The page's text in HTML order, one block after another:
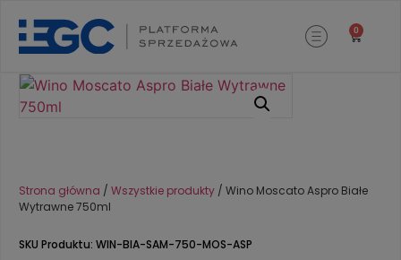
0
Strona główna / Wszystkie produkty / Wino Moscato Aspro Białe
Wytrawne 750ml
SKU Produktu: WIN-BIA-SAM-750-MOS-ASP